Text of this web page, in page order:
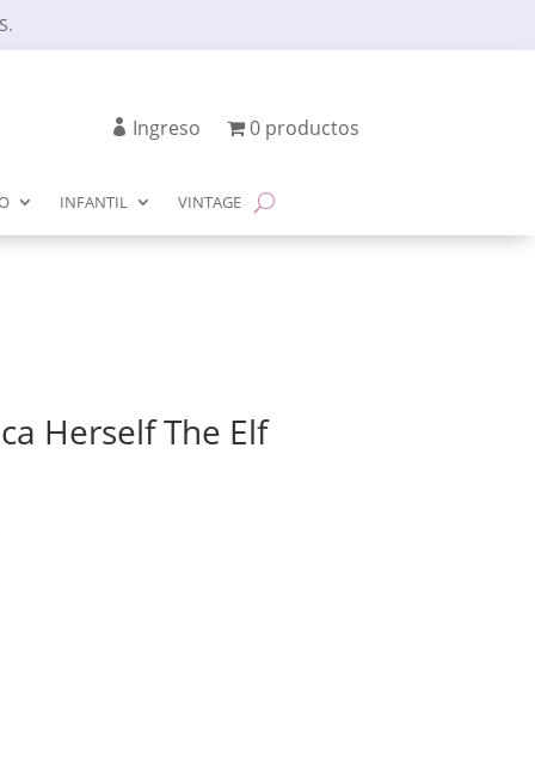
Ingreso 0 productos
INFANTIL VINTAGE
Herself The Elf